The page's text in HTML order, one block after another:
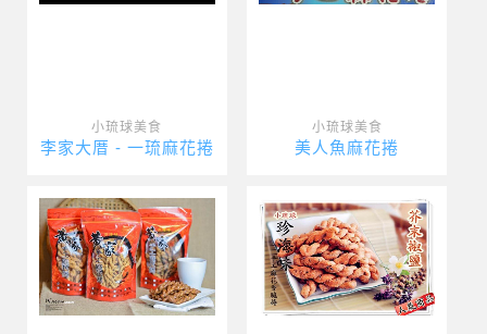
小琉球美食
李家大厝 - 一琉麻花捲
小琉球美食
美人魚麻花捲